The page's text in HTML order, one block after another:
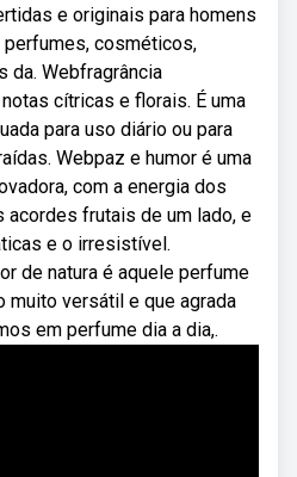
e originais para homens
perfumes, cosméticos,
da. Webfragrância
cítricas e florais. É uma
para uso diário ou para
Webpaz e humor é uma
com a energia dos
frutais de um lado, e
e o irresistível.
de natura é aquele perfume
muito versátil e que agrada
em perfume dia a dia,.